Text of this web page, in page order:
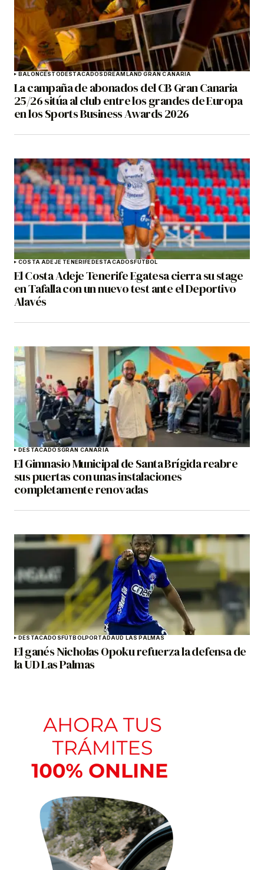
BALONCESTODESTACADOSDREAMLAND GRAN CANARIA
La campaña de abonados del CB Gran Canaria
25/26 sitúa al club entre los grandes de Europa
en los Sports Business Awards 2026
COSTA ADEJE TENERIFEDESTACADOSFÚTBOL
El Costa Adeje Tenerife Egatesa cierra su stage
en Tafalla con un nuevo test ante el Deportivo
Alavés
DESTACADOSGRAN CANARIA
El Gimnasio Municipal de Santa Brígida reabre
sus puertas con unas instalaciones
completamente renovadas
DESTACADOSFÚTBOLPORTADAUD LAS PALMAS
El ganés Nicholas Opoku refuerza la defensa de
la UD Las Palmas